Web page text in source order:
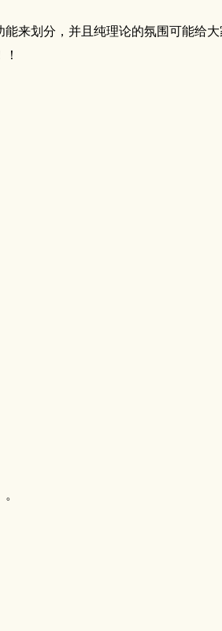
来划分，并且纯理论的氛围可能给